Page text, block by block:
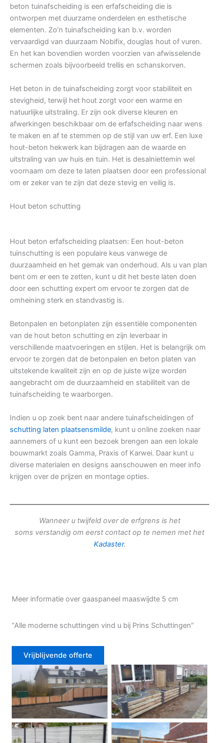
beton tuinafscheiding is een erfafscheiding die is
ontworpen met duurzame onderdelen en esthetische
elementen. Zo’n tuinafscheiding kan b.v. worden
vervaardigd van duurzaam Nobifix, douglas hout of vuren.
En het kan bovendien worden voorzien van afwisselende
schermen zoals bijvoorbeeld trellis en schanskorven.
Het beton in de tuinafscheiding zorgt voor stabiliteit en
stevigheid, terwijl het hout zorgt voor een warme en
natuurlijke uitstraling. Er zijn ook diverse kleuren en
afwerkingen beschikbaar om de erfafscheiding naar wens
te maken en af te stemmen op de stijl van uw erf. Een luxe
hout-beton hekwerk kan bijdragen aan de waarde en
uitstraling van uw huis en tuin. Het is desalniettemin wel
voornaam om deze te laten plaatsen door een professional
om er zeker van te zijn dat deze stevig en veilig is.
Hout beton schutting
Hout beton erfafscheiding plaatsen: Een hout-beton
tuinschutting is een populaire keus vanwege de
duurzaamheid en het gemak van onderhoud. Als u van plan
bent om er een te zetten, kunt u dit het beste laten doen
door een schutting expert om ervoor te zorgen dat de
omheining sterk en standvastig is.
Betonpalen en betonplaten zijn essentiële componenten
van de hout beton schutting en zijn leverbaar in
verschillende maatvoeringen en stijlen. Het is belangrijk om
ervoor te zorgen dat de betonpalen en beton platen van
uitstekende kwaliteit zijn en op de juiste wijze worden
aangebracht om de duurzaamheid en stabiliteit van de
tuinafscheiding te waarborgen.
Indien u op zoek bent naar andere tuinafscheidingen of
schutting laten plaatsensmilde, kunt u online zoeken naar
aannemers of u kunt een bezoek brengen aan een lokale
bouwmarkt zoals Gamma, Praxis of Karwei. Daar kunt u
diverse materialen en designs aanschouwen en meer info
krijgen over de prijzen en montage opties.
Wanneer u twijfeld over de erfgrens is het
soms verstandig om eerst contact op te nemen met het
Kadaster.
Meer informatie over gaaspaneel maaswijdte 5 cm
“Alle moderne schuttingen vind u bij Prins Schuttingen”
Vrijblijvende offerte
Douglas schutting Tuinhek voortuin